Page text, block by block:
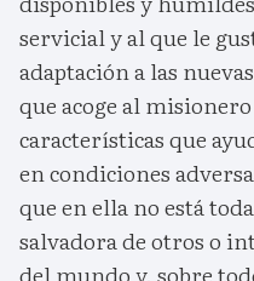
servicial y al que le
adaptación a las
que acoge al
características que
en condiciones
que en ella no está
salvadora de otros o